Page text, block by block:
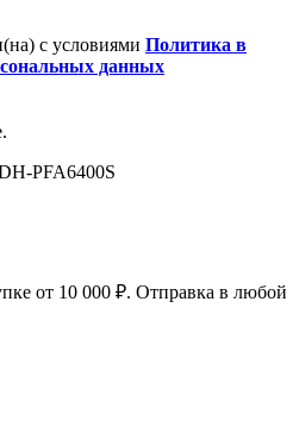
с условиями Политика в
данных
PFA6400S
от 10 000 ₽. Отправка в любой